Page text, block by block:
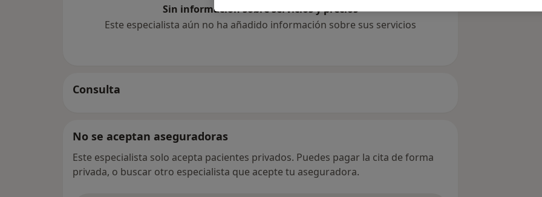
Sin información sobre servicios y precios
Este especialista aún no ha añadido información sobre sus servicios
Consulta
No se aceptan aseguradoras
Este especialista solo acepta pacientes privados. Puedes pagar la cita de forma
privada, o buscar otro especialista que acepte tu aseguradora.